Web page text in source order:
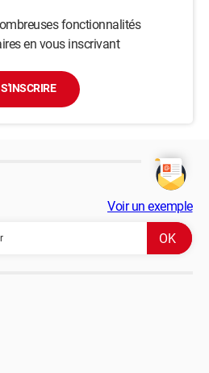
fonctionnalités
en vous inscrivant
S'INSCRIRE
Voir un exemple